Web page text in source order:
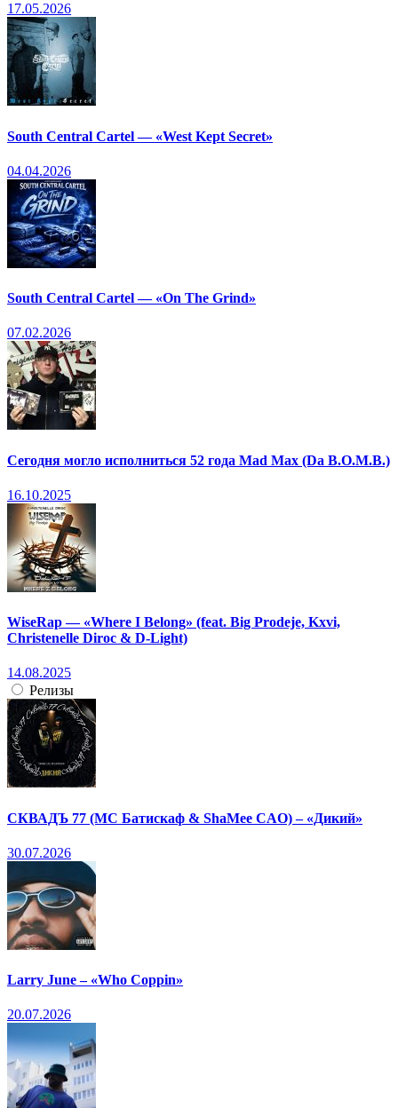
17.05.2026
South Central Cartel — «West Kept Secret»
04.04.2026
South Central Cartel — «On The Grind»
07.02.2026
Сегодня могло исполниться 52 года Mad Max (Da B.O.M.B.)
16.10.2025
WiseRap — «Where I Belong» (feat. Big Prodeje, Kxvi,
Christenelle Diroc & D-Light)
14.08.2025
Релизы
СКВАДЪ 77 (МС Батискаф & ShaMee CAO) – «Дикий»
30.07.2026
Larry June – «Who Coppin»
20.07.2026